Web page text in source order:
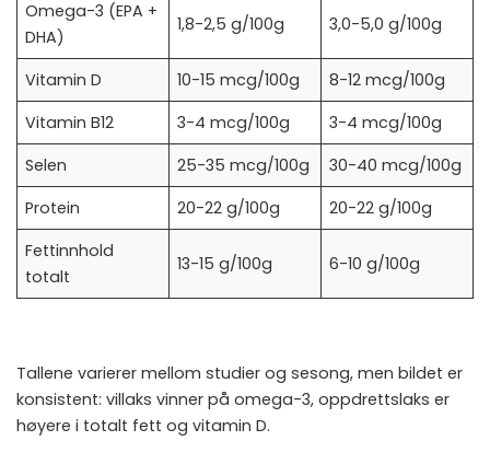
Omega-3 (EPA +
DHA)
1,8-2,5 g/100g 3,0-5,0 g/100g
Vitamin D 10-15 mcg/100g
8-12 mcg/100g
Vitamin B12
3-4 mcg/100g
3-4 mcg/100g
Selen
25-35 mcg/100g
30-40 mcg/100g
Protein
20-22 g/100g
20-22 g/100g
Fettinnhold
totalt
13-15 g/100g 6-10 g/100g
Tallene varierer mellom studier og sesong, men bildet er
konsistent: villaks vinner på omega-3, oppdrettslaks er
høyere i totalt fett og vitamin D.